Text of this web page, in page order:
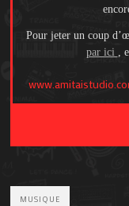
Pour jeter un coup
par ici ,
MUSIQUE